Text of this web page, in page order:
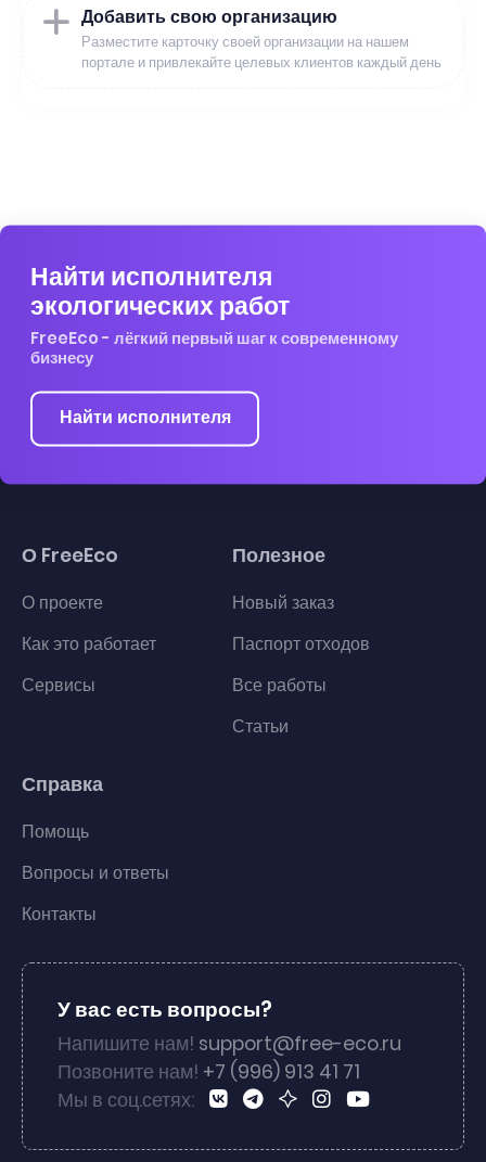
Добавить свою организацию
Разместите карточку своей организации на нашем
портале и привлекайте целевых клиентов каждый день
Найти исполнителя
экологических работ
FreeEco - лёгкий первый шаг к современному
бизнесу
Найти исполнителя
О FreeEco
О проекте
Как это работает
Сервисы
Полезное
Новый заказ
Паспорт отходов
Все работы
Статьи
Справка
Помощь
Вопросы и ответы
Контакты
У вас есть вопросы?
Напишите нам! support@free-eco.ru
Позвоните нам! +7 (996) 913 41 71
Мы в соц.сетях: